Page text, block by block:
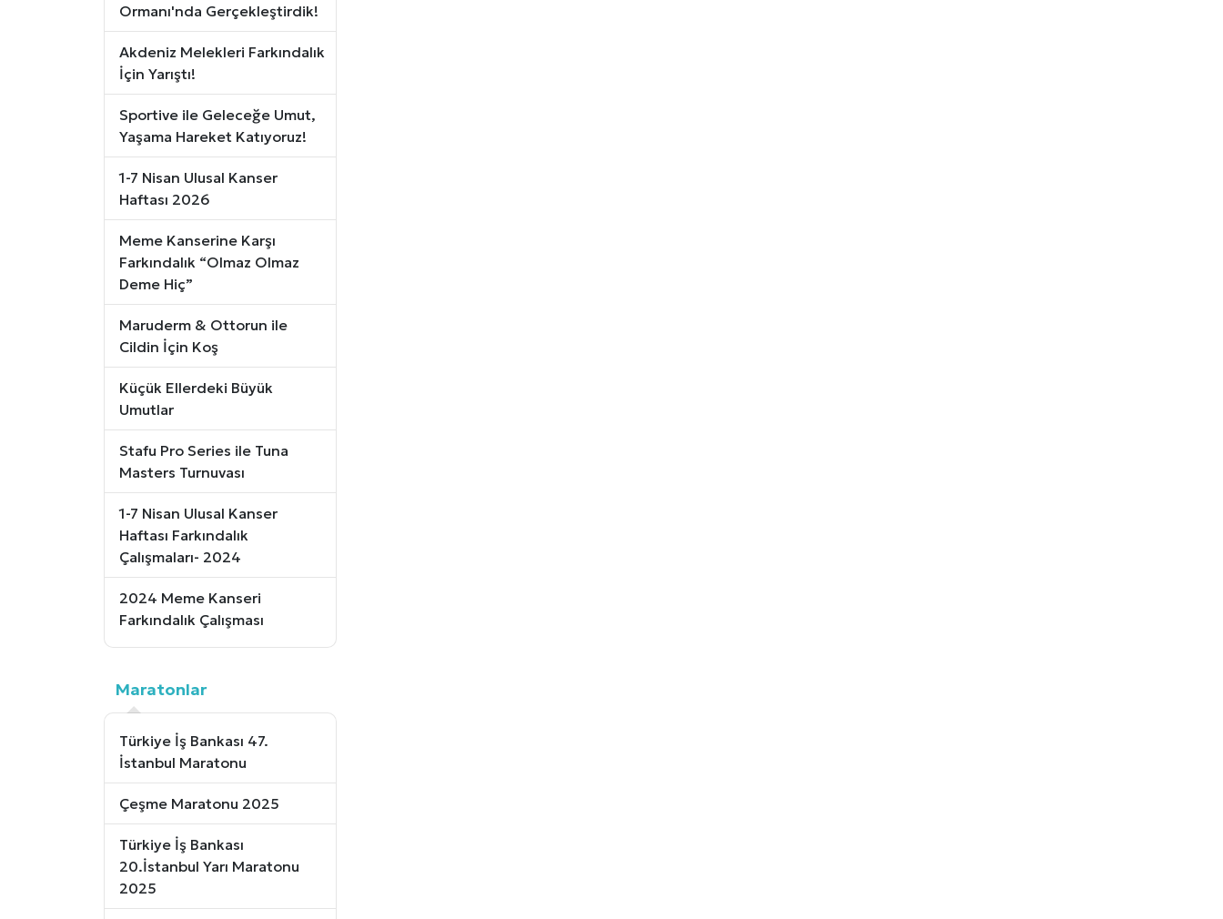
Ormanı'nda Gerçekleştirdik!
Akdeniz Melekleri Farkındalık
İçin Yarıştı!
Sportive ile Geleceğe Umut,
Yaşama Hareket Katıyoruz!
1-7 Nisan Ulusal Kanser
Haftası 2026
Meme Kanserine Karşı
Farkındalık “Olmaz Olmaz
Deme Hiç”
Maruderm & Ottorun ile
Cildin İçin Koş
Küçük Ellerdeki Büyük
Umutlar
Stafu Pro Series ile Tuna
Masters Turnuvası
1-7 Nisan Ulusal Kanser
Haftası Farkındalık
Çalışmaları- 2024
2024 Meme Kanseri
Farkındalık Çalışması
Maratonlar
Türkiye İş Bankası 47.
İstanbul Maratonu
Çeşme Maratonu 2025
Türkiye İş Bankası
20.İstanbul Yarı Maratonu
2025